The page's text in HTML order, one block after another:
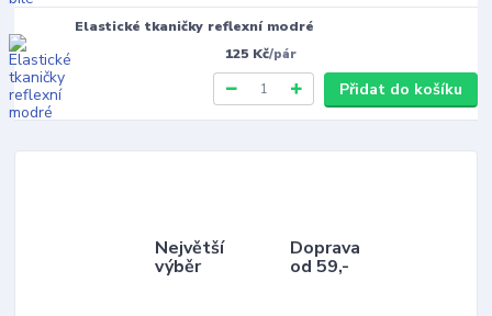
Elastické tkaničky reflexní modré
125 Kč/pár
Přidat do košíku
Největší
výběr
Doprava
od 59,-